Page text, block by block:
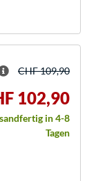
CHF 109,90
102,90
in 4-8
Tagen